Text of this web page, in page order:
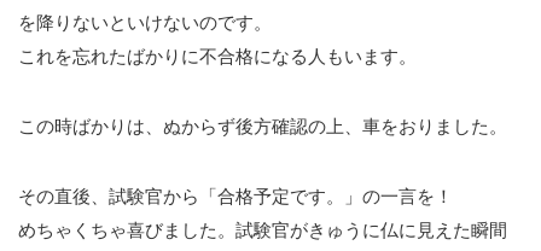
を降りないといけないのです。
これを忘れたばかりに不合格になる人もいます。
この時ばかりは、ぬからず後方確認の上、車をおりました。
その直後、試験官から「合格予定です。」の一言を！
めちゃくちゃ喜びました。試験官がきゅうに仏に見えた瞬間